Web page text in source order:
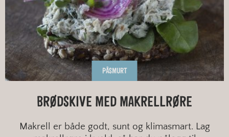
PÅSMURT
BRØDSKIVE MED MAKRELLRØRE
Makrell er både godt, sunt og klimasmart. Lag